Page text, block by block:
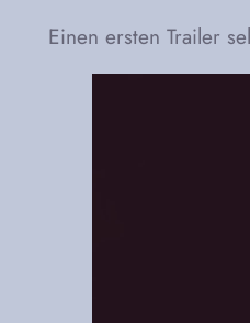
Einen ersten Trailer